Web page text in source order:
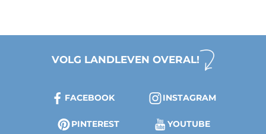
VOLG LANDLEVEN OVERAL!
FACEBOOK INSTAGRAM
PINTEREST YOUTUBE